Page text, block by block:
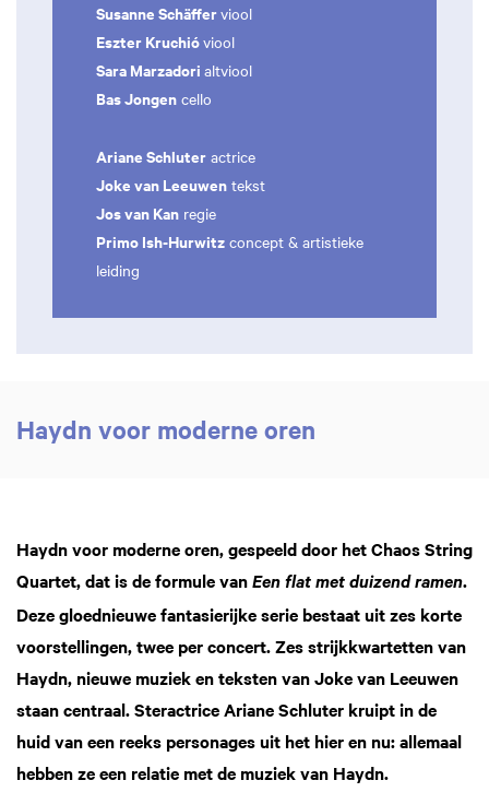
Susanne Schäfferviool
Eszter Kruchióviool
Sara Marzadori altviool
Bas Jongen cello
Ariane Schluter actrice
Joke van Leeuwen tekst
Jos van Kan regie
Primo Ish-Hurwitz concept & artistieke
leiding
Haydn voor moderne oren
Haydn voor moderne oren, gespeeld door het Chaos String
Quartet, dat is de formule van Een flat met duizend ramen.
Deze gloednieuwe fantasierijke serie bestaat uit zes korte
voorstellingen, twee per concert. Zes strijkkwartetten van
Haydn, nieuwe muziek en teksten van Joke van Leeuwen
staan centraal. Steractrice Ariane Schluter kruipt in de
huid van een reeks personages uit het hier en nu: allemaal
hebben ze een relatie met de muziek van Haydn.